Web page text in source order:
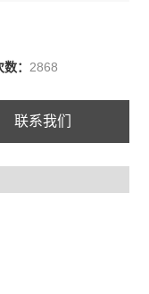
： 2868
联系我们